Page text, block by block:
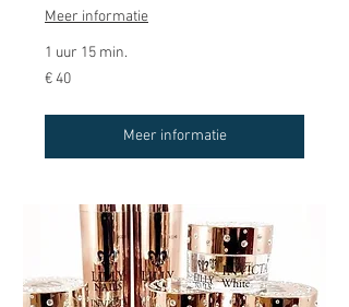
Meer informatie
1 uur 15 min.
40
euro
€ 40
Meer informatie